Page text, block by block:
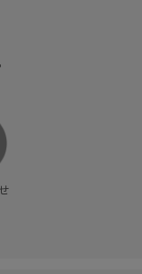
すい